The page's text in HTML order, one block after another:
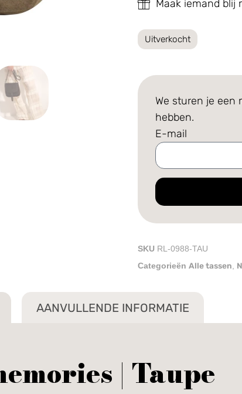
Maak iemand blij
Uitverkocht
We sturen je een
hebben.
E-mail
SKU RL-0988-TAU
Categorieën Alle tassen
AANVULLENDE INFORMATIE
| Taupe